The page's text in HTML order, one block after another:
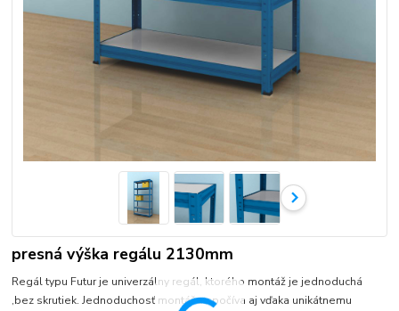
presná výška regálu 2130mm
Regál typu Futur je univerzálny regál, ktorého montáž je jednoduchá
,bez skrutiek. Jednoduchosť montáže spočíva aj vďaka unikátnemu